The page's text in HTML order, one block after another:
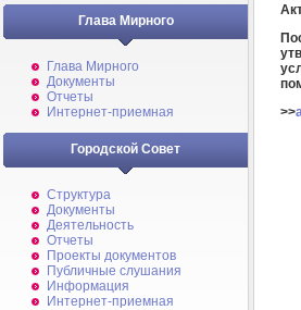
Глава Мирного
Глава Мирного
Документы
Отчеты
Интернет-приемная
Городской Совет
Структура
Документы
Деятельность
Отчеты
Проекты документов
Публичные слушания
Информация
Интернет-приемная
>>